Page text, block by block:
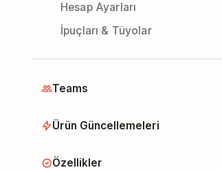
Hesap Ayarları
İpuçları & Tüyolar
Teams
Ürün Güncellemeleri
Özellikler